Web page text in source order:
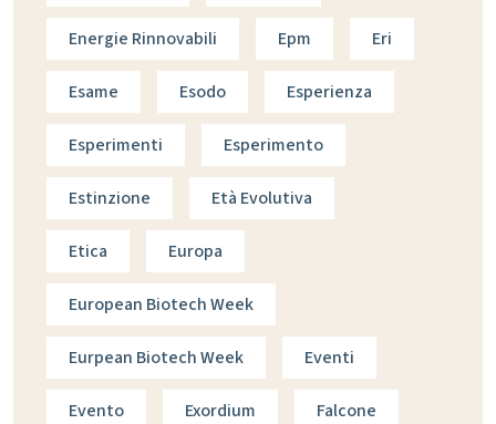
Energie Rinnovabili Epm Eri
Esame Esodo Esperienza
Esperimenti Esperimento
Estinzione Età Evolutiva
Etica Europa
European Biotech Week
Eurpean Biotech Week Eventi
Evento Exordium Falcone